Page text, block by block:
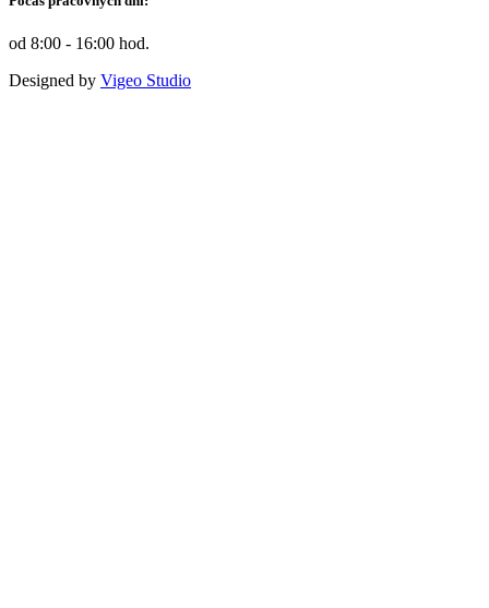
od 8:00 - 16:00 hod.
Designed by Vigeo Studio